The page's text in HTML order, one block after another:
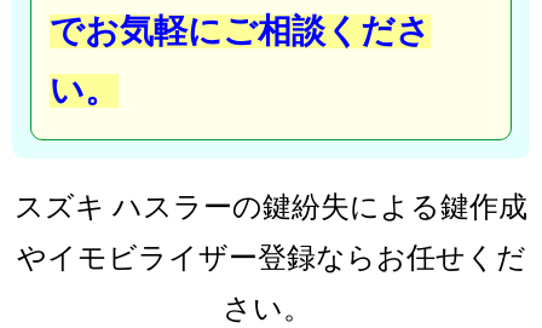
でお気軽にご相談くださ
い。
スズキ ハスラーの鍵紛失による鍵作成
やイモビライザー登録ならお任せくだ
さい。